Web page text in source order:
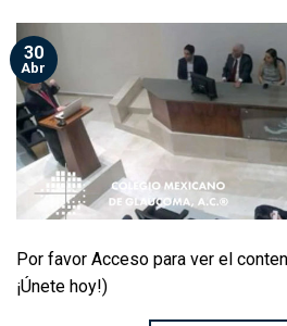
30
Abr
Por favor Acceso para ver el
¡Únete hoy!)